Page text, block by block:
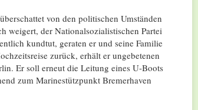
von den politischen Umständen
weigert, der Nationalsozialistischen Partei
kundtut, geraten er und seine Familie
zurück, erhält er ungebetenen
Er soll erneut die Leitung eines U-Boots
zum Marinestützpunkt Bremerhaven